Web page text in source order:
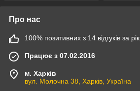
Про нас
100% позитивних з 14 відгуків за рік
Працює з 07.02.2016
м. Харків
вул. Молочна 38, Харків, Україна